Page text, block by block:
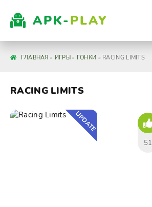
APK-PLAY
ГЛАВНАЯ » ИГРЫ» ГОНКИ » RACING LIMITS
RACING LIMITS
UPDATE
51